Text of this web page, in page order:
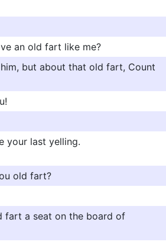
an old fart like me?
but about that old fart, Count
your last yelling.
old fart?
fart a seat on the board of